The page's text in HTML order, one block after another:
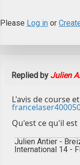
Please Log inor
Replied by Julien A.
L'avis de course
Qu'est ce qu'il
Julien Antier -
International 14 -